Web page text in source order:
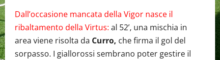
Dall’occasione mancata della Vigor nasce il
ribaltamento della Virtus: al 52’, una mischia in
area viene risolta da Curro, che firma il gol del
sorpasso. I giallorossi sembrano poter gestire il